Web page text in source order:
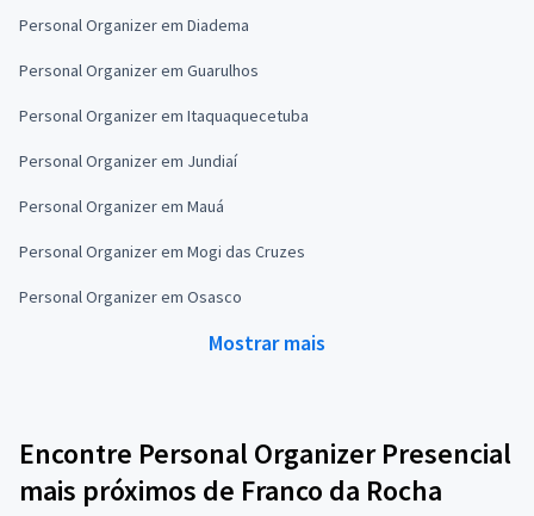
Personal Organizer em Diadema
Personal Organizer em Guarulhos
Personal Organizer em Itaquaquecetuba
Personal Organizer em Jundiaí
Personal Organizer em Mauá
Personal Organizer em Mogi das Cruzes
Personal Organizer em Osasco
Mostrar mais
Encontre Personal Organizer Presencial
mais próximos de Franco da Rocha